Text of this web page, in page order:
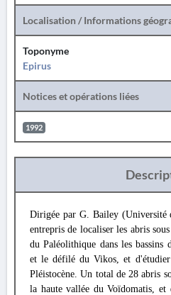
Localisation / Informations
Toponyme
Epirus
Notices et opérations liées
1992
Dirigée par G. Bailey (Université
entrepris de localiser les abris
du Paléolithique dans les bassins
et le défilé du Vikos, et
Pléistocène. Un total de 28 abris
la haute vallée du Voïdomatis, et